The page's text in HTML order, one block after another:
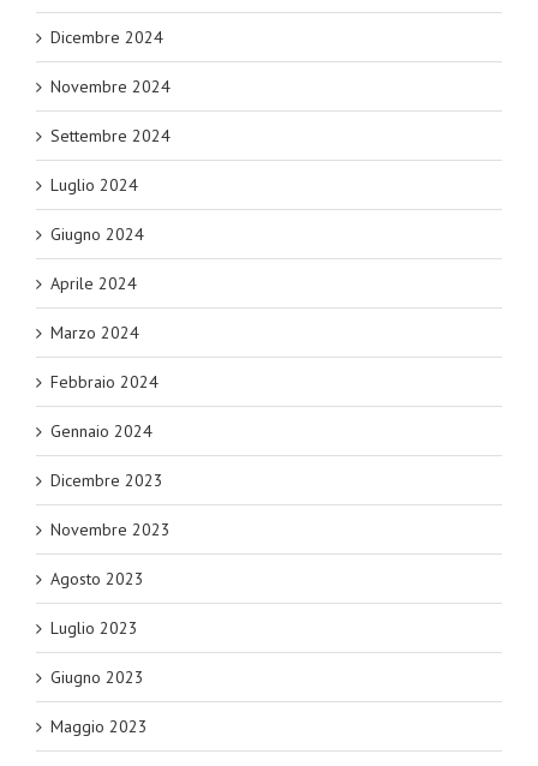
Dicembre 2024
Novembre 2024
Settembre 2024
Luglio 2024
Giugno 2024
Aprile 2024
Marzo 2024
Febbraio 2024
Gennaio 2024
Dicembre 2023
Novembre 2023
Agosto 2023
Luglio 2023
Giugno 2023
Maggio 2023